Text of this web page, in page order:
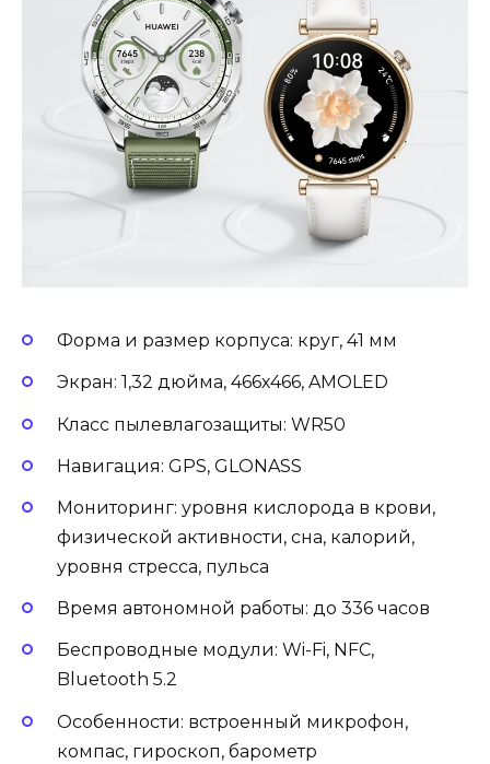
Форма и размер корпуса: круг, 41 мм
Экран: 1,32 дюйма, 466х466, AMOLED
Класс пылевлагозащиты: WR50
Навигация: GPS, GLONASS
Мониторинг: уровня кислорода в крови,
физической активности, сна, калорий,
уровня стресса, пульса
Время автономной работы: до 336 часов
Беспроводные модули: Wi-Fi, NFC,
Bluetooth 5.2
Особенности: встроенный микрофон,
компас, гироскоп, барометр